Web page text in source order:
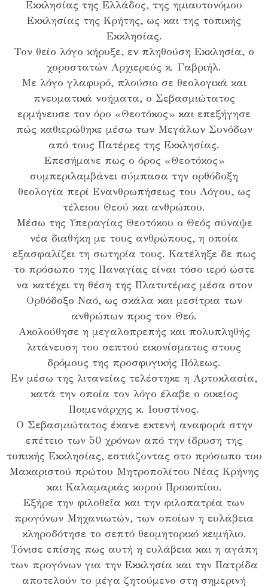
Εκκλησίας της Ελλάδος, της ημιαυτονόμου
Εκκλησίας της Κρήτης, ως και της τοπικής
Εκκλησίας.
Τον θείο λόγο κήρυξε, εν πληθούση Εκκλησία, ο
χοροστατών Αρχιερεύς κ. Γαβριήλ.
Με λόγο γλαφυρό, πλούσιο σε θεολογικά και
πνευματικά νοήματα, ο Σεβασμιώτατος
ερμήνευσε τον όρο «Θεοτόκος» και επεξήγησε
πώς καθιερώθηκε μέσω των Μεγάλων Συνόδων
από τους Πατέρες της Εκκλησίας.
Επεσήμανε πως ο όρος «Θεοτόκος»
συμπεριλαμβάνει σύμπασα την ορθόδοξη
θεολογία περί Ενανθρωπήσεως του Λόγου, ως
τέλειου Θεού και ανθρώπου.
Μέσω της Υπεραγίας Θεοτόκου ο Θεός σύναψε
νέα διαθήκη με τους ανθρώπους, η οποία
εξασφαλίζει τη σωτηρία τους. Κατέληξε δε πως
το πρόσωπο της Παναγίας είναι τόσο ιερό ώστε
να κατέχει τη θέση της Πλατυτέρας μέσα στον
Ορθόδοξο Ναό, ως σκάλα και μεσίτρια των
ανθρώπων προς τον Θεό.
Ακολούθησε η μεγαλοπρεπής και πολυπληθής
λιτάνευση του σεπτού εικονίσματος στους
δρόμους της προσφυγικής Πόλεως.
Εν μέσω της λιτανείας τελέστηκε η Αρτοκλασία,
κατά την οποία τον λόγο έλαβε ο οικείος
Ποιμενάρχης κ. Ιουστίνος.
Ο Σεβασμιώτατος έκανε εκτενή αναφορά στην
επέτειο των 50 χρόνων από την ίδρυση της
τοπικής Εκκλησίας, εστιάζοντας στο πρόσωπο του
Μακαριστού πρώτου Μητροπολίτου Νέας Κρήνης
και Καλαμαριάς κυρού Προκοπίου.
Εξήρε την φιλοθεΐα και την φιλοπατρία των
προγόνων Μηχανιωτών, των οποίων η ευλάβεια
κληροδότησε το σεπτό θεομητορικό κειμήλιο.
Τόνισε επίσης πως αυτή η ευλάβεια και η αγάπη
των προγόνων για την Εκκλησία και την Πατρίδα
αποτελούν το μέγα ζητούμενο στη σημερινή